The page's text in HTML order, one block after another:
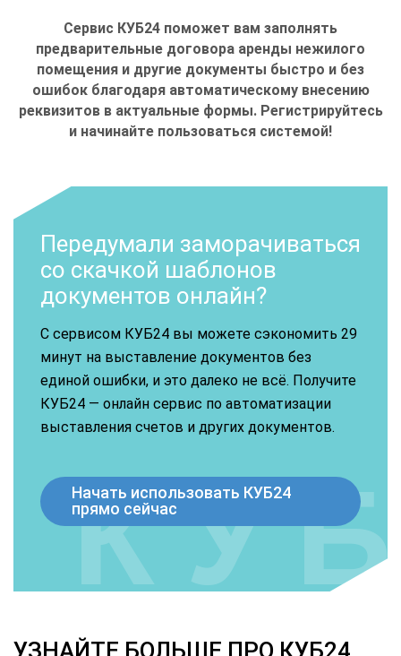
Сервис КУБ24 поможет вам заполнять
предварительные договора аренды нежилого
помещения и другие документы быстро и без
ошибок благодаря автоматическому внесению
реквизитов в актуальные формы. Регистрируйтесь
и начинайте пользоваться системой!
Передумали заморачиваться
со скачкой шаблонов
документов онлайн?
С сервисом КУБ24 вы можете сэкономить 29
минут на выставление документов без
единой ошибки, и это далеко не всё. Получите
КУБ24 — онлайн сервис по автоматизации
выставления счетов и других документов.
Начать использовать КУБ24
прямо сейчас
УЗНАЙТЕ БОЛЬШЕ ПРО КУБ24